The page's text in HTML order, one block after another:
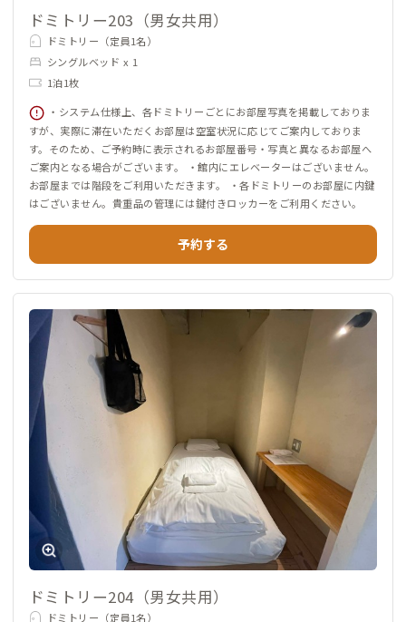
ドミトリー203（男女共用）
ドミトリー（定員1名）
シングルベッド x 1
1泊1枚
・システム仕様上、各ドミトリーごとにお部屋写真を掲載しておりま
すが、実際に滞在いただくお部屋は空室状況に応じてご案内しておりま
す。そのため、ご予約時に表示されるお部屋番号・写真と異なるお部屋へ
ご案内となる場合がございます。 ・館内にエレベーターはございません。
お部屋までは階段をご利用いただきます。 ・各ドミトリーのお部屋に内鍵
はございません。貴重品の管理には鍵付きロッカーをご利用ください。
予約する
ドミトリー204（男女共用）
ドミトリー（定員1名）